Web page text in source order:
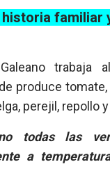
historia familiar
trabaja
produce
perejil, repollo
todas las
a